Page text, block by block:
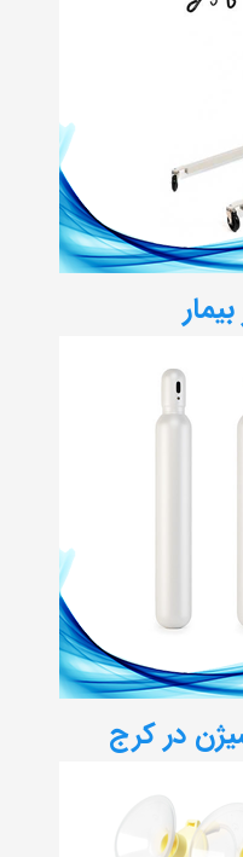
در کرج